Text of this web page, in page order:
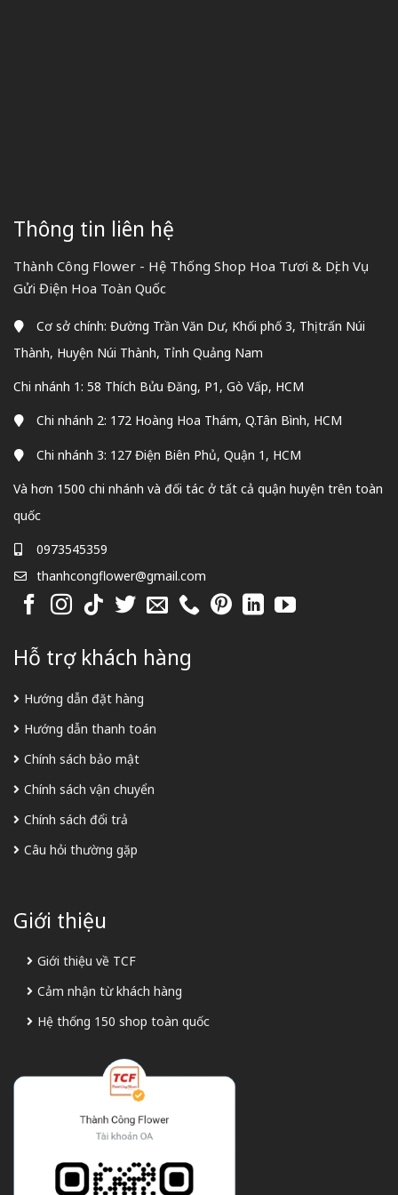
Thông tin liên hệ
Thành Công Flower - Hệ Thống Shop Hoa Tươi & Dịch Vụ
Gửi Điện Hoa Toàn Quốc
Cơ sở chính: Đường Trần Văn Dư, Khối phố 3, Thị trấn Núi
Thành, Huyện Núi Thành, Tỉnh Quảng Nam
Chi nhánh 1: 58 Thích Bửu Đăng, P1, Gò Vấp, HCM
Chi nhánh 2: 172 Hoàng Hoa Thám, Q.Tân Bình, HCM
Chi nhánh 3: 127 Điện Biên Phủ, Quận 1, HCM
Và hơn 1500 chi nhánh và đối tác ở tất cả quận huyện trên toàn
quốc
0973545359
thanhcongflower@gmail.com
Hỗ trợ khách hàng
Hướng dẫn đặt hàng
Hướng dẫn thanh toán
Chính sách bảo mật
Chính sách vận chuyển
Chính sách đổi trả
Câu hỏi thường gặp
Giới thiệu
Giới thiệu về TCF
Cảm nhận từ khách hàng
Hệ thống 150 shop toàn quốc